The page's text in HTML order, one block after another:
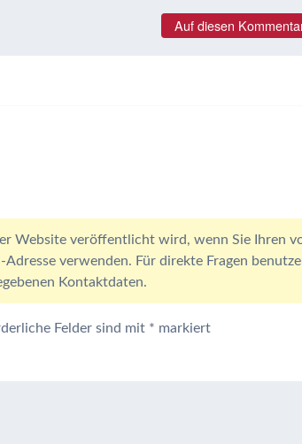
Auf diesen
Website veröffentlicht wird, wenn Sie Ihren
verwenden. Für direkte Fragen
Kontaktdaten.
Felder sind mit * markiert